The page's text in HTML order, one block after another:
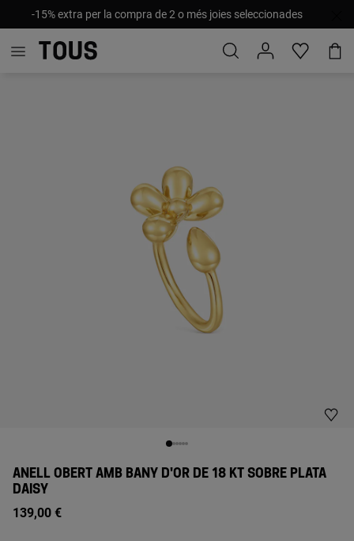
-15% extra per la compra de 2 o més joies seleccionades
ANELL OBERT AMB BANY D'OR DE 18 KT SOBRE PLATA
DAISY
139,00 €